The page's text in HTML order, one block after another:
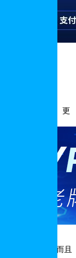
更
主机推荐
网站加载速度，而且